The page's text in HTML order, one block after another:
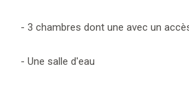
- 3 chambres dont une avec un
- Une salle d'eau